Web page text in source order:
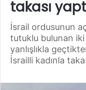
takası
İsrail ordusunun
tutuklu bulunan iki
yanlışlıkla
İsrailli kadınla